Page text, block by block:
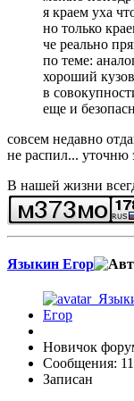
я краем уха
но только
че реально
по теме:
хороший
в
еще и
совсем недавно
не распил... уточню
В нашей жизни
Языкин Егор
Новичок
Сообщения: 11
Записан